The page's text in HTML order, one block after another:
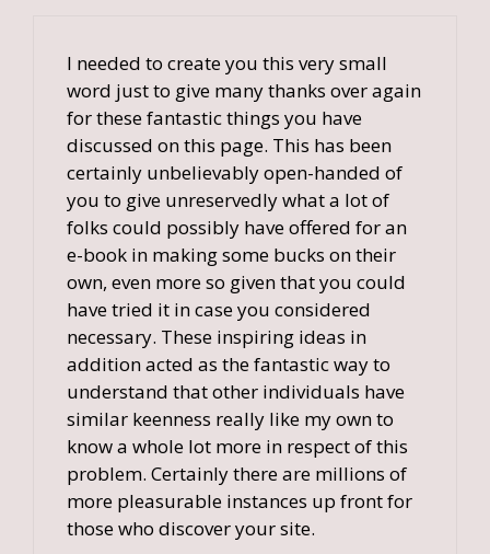
I needed to create you this very small
word just to give many thanks over again
for these fantastic things you have
discussed on this page. This has been
certainly unbelievably open-handed of
you to give unreservedly what a lot of
folks could possibly have offered for an
e-book in making some bucks on their
own, even more so given that you could
have tried it in case you considered
necessary. These inspiring ideas in
addition acted as the fantastic way to
understand that other individuals have
similar keenness really like my own to
know a whole lot more in respect of this
problem. Certainly there are millions of
more pleasurable instances up front for
those who discover your site.